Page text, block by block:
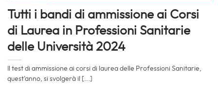
Tutti i bandi di ammissione ai Corsi
di Laurea in Professioni Sanitarie
delle Università 2024
Il test di ammissione ai corsi di laurea delle Professioni Sanitarie,
quest’anno, si svolgerà il [...]